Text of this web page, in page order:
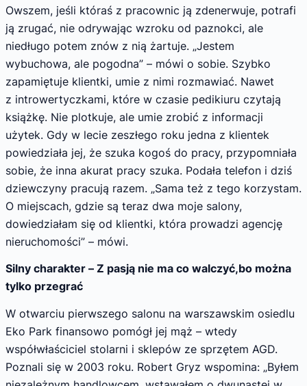
Owszem, jeśli któraś z pracownic ją zdenerwuje, potrafi
ją zrugać, nie odrywając wzroku od paznokci, ale
niedługo potem znów z nią żartuje. „Jestem
wybuchowa, ale pogodna” – mówi o sobie. Szybko
zapamiętuje klientki, umie z nimi rozmawiać. Nawet
z introwertyczkami, które w czasie pedikiuru czytają
książkę. Nie plotkuje, ale umie zrobić z informacji
użytek. Gdy w lecie zeszłego roku jedna z klientek
powiedziała jej, że szuka kogoś do pracy, przypomniała
sobie, że inna akurat pracy szuka. Podała telefon i dziś
dziewczyny pracują razem. „Sama też z tego korzystam.
O miejscach, gdzie są teraz dwa moje salony,
dowiedziałam się od klientki, która prowadzi agencję
nieruchomości” – mówi.
Silny charakter – Z pasją nie ma co walczyć,bo można
tylko przegrać
W otwarciu pierwszego salonu na warszawskim osiedlu
Eko Park finansowo pomógł jej mąż – wtedy
współwłaściciel stolarni i sklepów ze sprzętem AGD.
Poznali się w 2003 roku. Robert Gryz wspomina: „Byłem